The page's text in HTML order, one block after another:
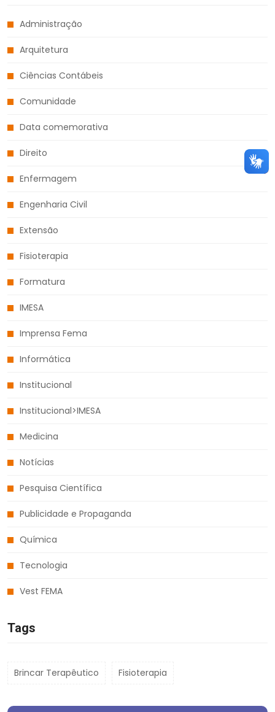
Administração
Arquitetura
Ciências Contábeis
Comunidade
Data comemorativa
Direito
Enfermagem
Engenharia Civil
Extensão
Fisioterapia
Formatura
IMESA
Imprensa Fema
Informática
Institucional
Institucional>IMESA
Medicina
Notícias
Pesquisa Científica
Publicidade e Propaganda
Química
Tecnologia
Vest FEMA
Tags
Brincar Terapêutico Fisioterapia